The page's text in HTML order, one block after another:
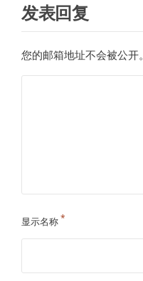
发表回复
您的邮箱地址不会被公开。
显示名称*